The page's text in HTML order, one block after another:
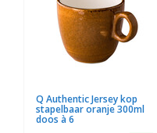
Q Authentic Jersey kop
stapelbaar oranje 300ml
doos à 6